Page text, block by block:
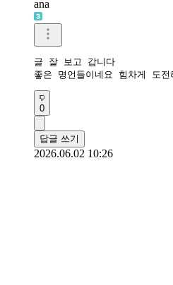
ana
글 잘 보고 갑니다
좋은 명언들이네요 힘차게 도전
0
답글 쓰기
2026.06.02 10:26